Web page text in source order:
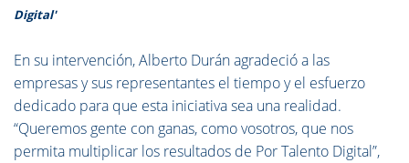
Digital'
En su intervención, Alberto Durán agradeció a las
empresas y sus representantes el tiempo y el esfuerzo
dedicado para que esta iniciativa sea una realidad.
“Queremos gente con ganas, como vosotros, que nos
permita multiplicar los resultados de Por Talento Digital”,